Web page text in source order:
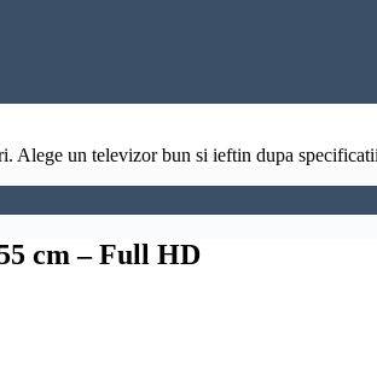
Alege un televizor bun si ieftin dupa
cm – Full HD